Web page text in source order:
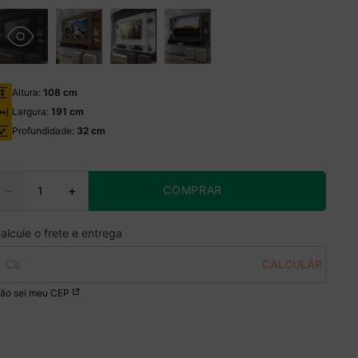
Altura: 108 cm
Largura: 191 cm
Profundidade: 32 cm
＋
－ COMPRAR
sei meu CEP